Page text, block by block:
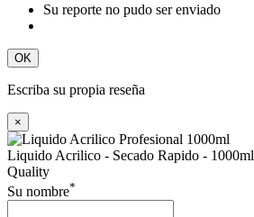
Su reporte no pudo ser enviado
OK
Escriba su propia reseña
×
Liquido Acrilico - Secado Rapido - 1000ml
Quality
Su nombre*